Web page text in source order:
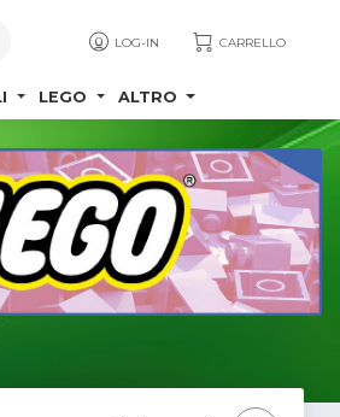
LOG-IN CARRELLO
LEGO ALTRO